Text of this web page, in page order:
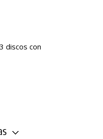
discos con